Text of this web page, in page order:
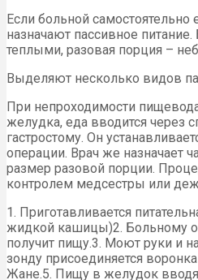
Если больной
назначают пассивное
теплыми, разовая порция –
Выделяют несколько видов
При непроходимости
желудка, еда вводится через
гастростому. Он
операции. Врач же назначает
размер разовой порции.
контролем медсестры или
1. Приготавливается
жидкой кашицы)2. Больному
получит пищу.3. Моют руки и
зонду присоединяется
Жане.5. Пищу в желудок